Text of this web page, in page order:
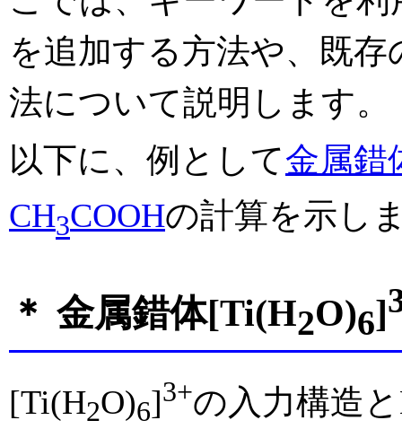
を追加する方法や、既
法について説明します。
以下に、例として金属錯
CH3COOHの計算を示し
＊ 金属錯体[Ti(H2O)6]
[Ti(H2O)6]3+の入力構造